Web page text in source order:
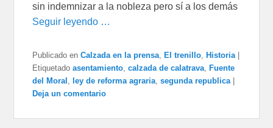
sin indemnizar a la nobleza pero sí a los demás
Seguir leyendo …
Publicado en Calzada en la prensa ,El trenillo ,Historia |
Etiquetado asentamiento ,calzada de calatrava ,Fuente
del Moral
ley de reforma agraria ,segunda republica |
Deja un comentario